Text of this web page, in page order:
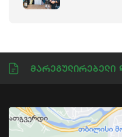
Მარეგულირებელი